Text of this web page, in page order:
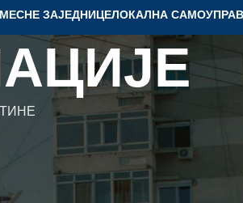
МЕСНЕ ЗАЈЕДНИЦЕЛОКАЛНА
– ОД ПОНОЋИ